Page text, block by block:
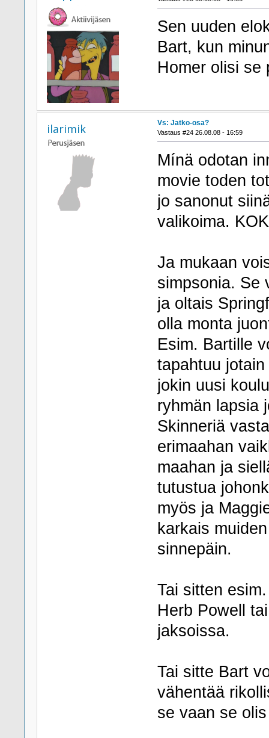
Sen uuden
Bart, kun
Homer olisi se
ilarimik Vs: Jatko-osa?
Vastaus #24 26.08.08 - 16:59
Mínä odotan
movie toden
jo sanonut
valikoima.
Ja mukaan
simpsonia. Se
ja oltais
olla monta
Esim. Bartille
tapahtuu
jokin uusi
ryhmän lapsia
Skinneriä
erimaahan
maahan ja
tutustua
myös ja
karkais
sinnepäin.
Tai sitten
Herb Powell
jaksoissa.
Tai sitte Bart
vähentää
se vaan se